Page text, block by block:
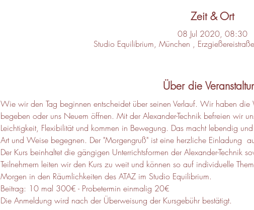
Zeit & Ort
08 Jul 2020, 08:30
Studio Equilibrium, München ,
Über die
Wie wir den Tag beginnen entscheidet über seinen Verlauf. Wir haben
begeben oder uns Neuem öffnen. Mit der Alexander-Technik befreien wir
Leichtigkeit, Flexibilität und kommen in Bewegung. Das macht lebendig
Art und Weise begegnen. Der "Morgengruß" ist eine herzliche Einladung
Der Kurs beinhaltet die gängigen Unterrichtsformen der Alexander-Technik
Teilnehmern leiten wir den Kurs zu weit und können so auf individuelle
Morgen in den Räumlichkeiten des ATAZ im Studio Equilibrium.
Beitrag: 10 mal 300€ - Probetermin einmalig 20€
Die Anmeldung wird nach der Überweisung der Kursgebühr bestätigt.